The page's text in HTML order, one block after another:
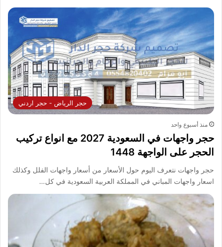
حجر الرياض - حجر اردني
منذ أسبوع واحد
حجر واجهات في السعودية 2027 مع انواع تركيب
الحجر على الواجهة 1448
حجر واجهات نتعرف اليوم حول الأسعار من أسعار واجهات الفلل وكذلك
اسعار واجهات المباني في المملكة العربية السعودية في كل…